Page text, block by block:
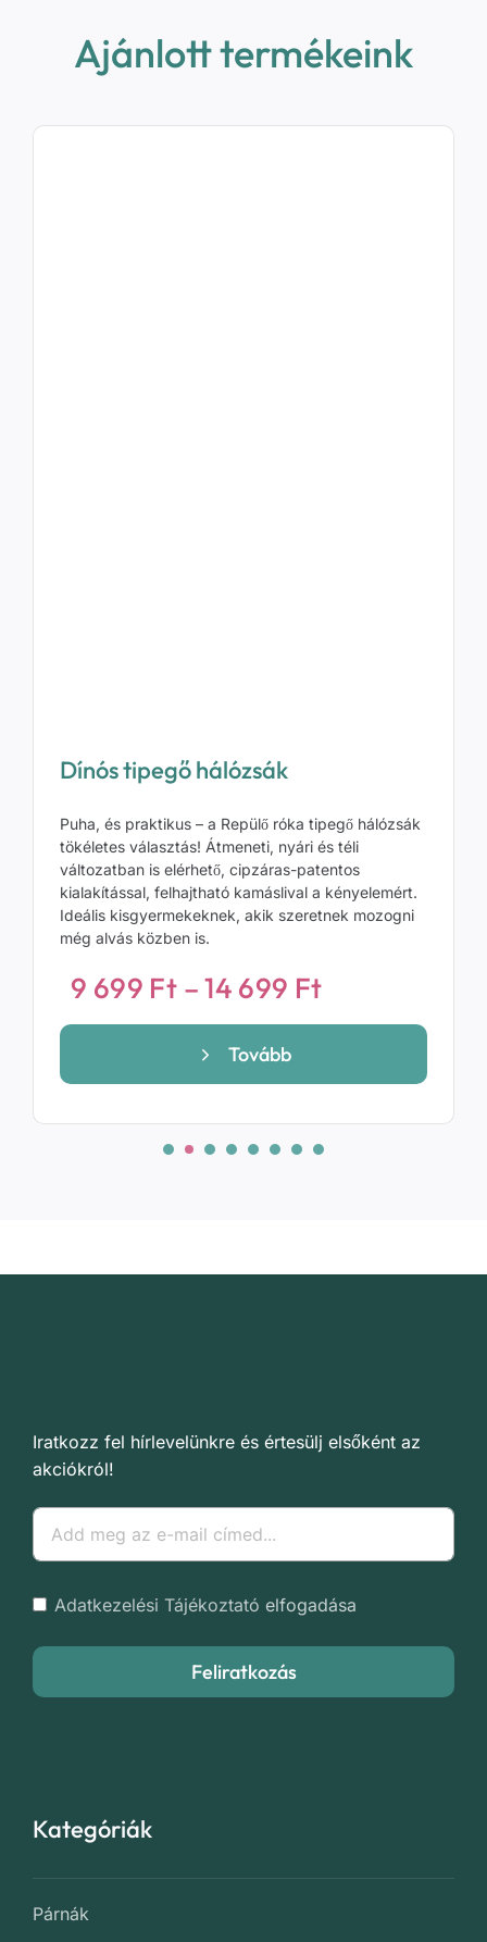
Ajánlott termékeink
Dínós tipegő hálózsák
Puha, és praktikus – a Repülő róka tipegő hálózsák
tökéletes választás! Átmeneti, nyári és téli
változatban is elérhető, cipzáras-patentos
kialakítással, felhajtható kamáslival a kényelemért.
Ideális kisgyermekeknek, akik szeretnek mozogni
még alvás közben is.
9 699 Ft –14 699 Ft
9
-
14
699 Ft
Tovább
Iratkozz fel hírlevelünkre és értesülj elsőként az
akciókról!
Adatkezelési Tájékoztató elfogadása
Feliratkozás
Kategóriák
Párnák